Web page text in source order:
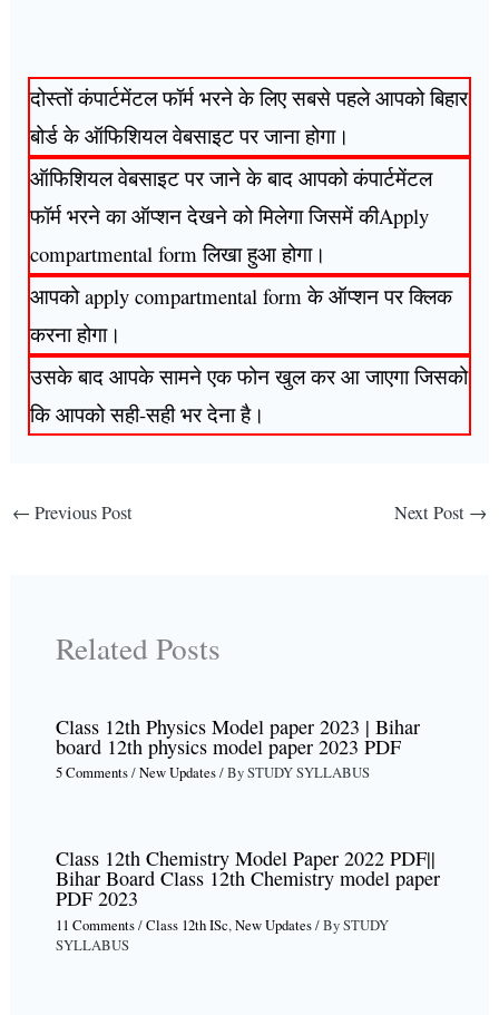
दोस्तों कंपार्टमेंटल फॉर्म भरने के लिए सबसे पहले आपको बिहार
बोर्ड के ऑफिशियल वेबसाइट पर जाना होगा।
ऑफिशियल वेबसाइट पर जाने के बाद आपको कंपार्टमेंटल
फॉर्म भरने का ऑप्शन देखने को मिलेगा जिसमें कीApply
compartmental form लिखा हुआ होगा।
आपको apply compartmental form के ऑप्शन पर क्लिक
करना होगा।
उसके बाद आपके सामने एक फोन खुल कर आ जाएगा जिसको
कि आपको सही-सही भर देना है।
← Previous Post Next Post →
Related Posts
Class 12th Physics Model paper 2023 | Bihar
board 12th physics model paper 2023 PDF
5 Comments/New Updates/ BySTUDY SYLLABUS
Class 12th Chemistry Model Paper 2022 PDF||
Bihar Board Class 12th Chemistry model paper
PDF 2023
11 Comments/Class 12th ISc,New Updates/ BySTUDY
SYLLABUS